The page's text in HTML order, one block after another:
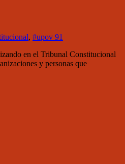
, #upov 91
en el Tribunal Constitucional
y personas que